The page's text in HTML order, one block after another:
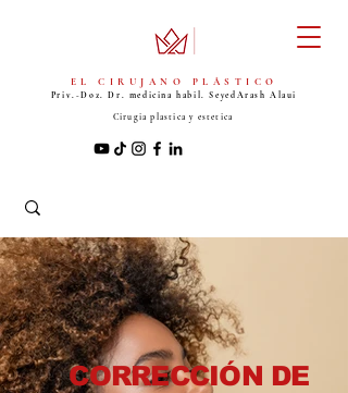
EL CIRUJANO PLÁSTICO
Priv.-Doz. Dr. medicina habil. Seyed Arash Alaui
Cirugia plastica y estetica
CORRECCIÓN DE